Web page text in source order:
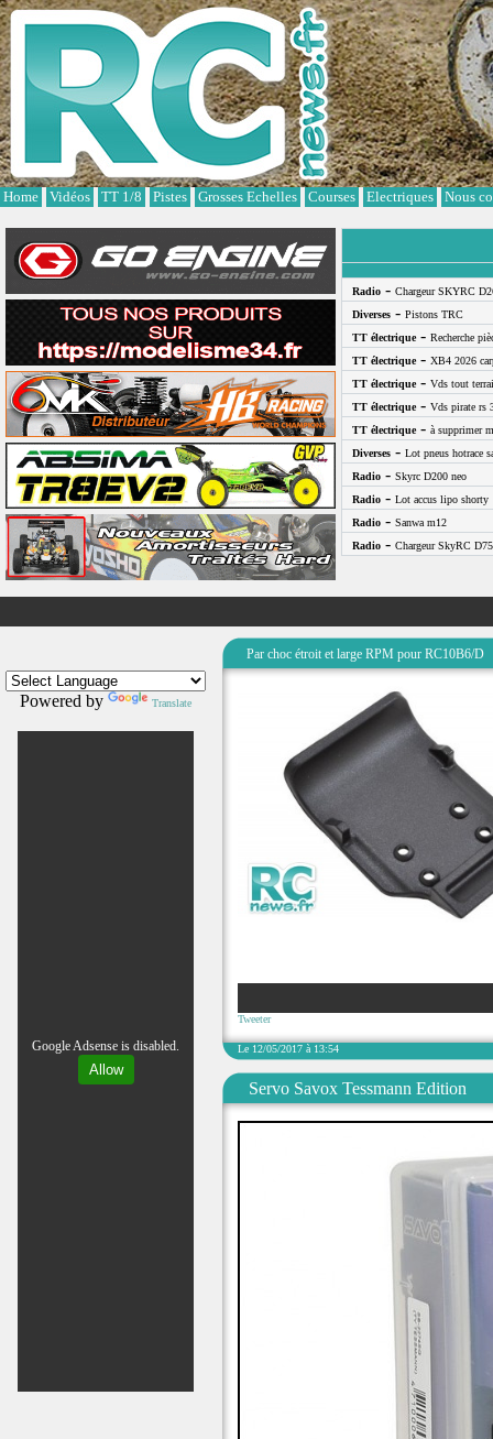
Home Vidéos TT 1/8 Pistes Grosses Echelles Courses Electriques Nous
Radio - Chargeur SKYRC
Diverses - Pistons TRC
TT électrique- Recherche
TT électrique- XB4 2026
TT électrique- Vds tout
TT électrique- Vds pirate rs
TT électrique- à supprimer
Diverses - Lot pneus hotrace
Radio - Skyrc D200 neo
Radio - Lot accus lipo shorty
Radio - Sanwa m12
Radio - Chargeur SkyRC
Powered by Translate
Google Adsense is disabled.
Allow
Par choc étroit et large RPM pour RC10B6/D
Tweeter
Le 12/05/2017 à 13:54
Servo Savox Tessmann Edition
Cookies management panel